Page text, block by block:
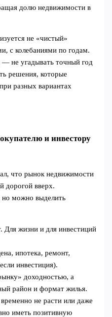
долю недвижимости в
не «чистый»
с колебаниями по годам.
— не угадывать точный год
решения, которые
разных вариантах
и инвестору
что рынок недвижимости
дорогой вверх.
но можно выделить
Для жизни и для инвестиций
ипотека, ремонт,
инвестиция).
доходностью, а
район и формат жилья.
не расти или даже
иметь позитивную